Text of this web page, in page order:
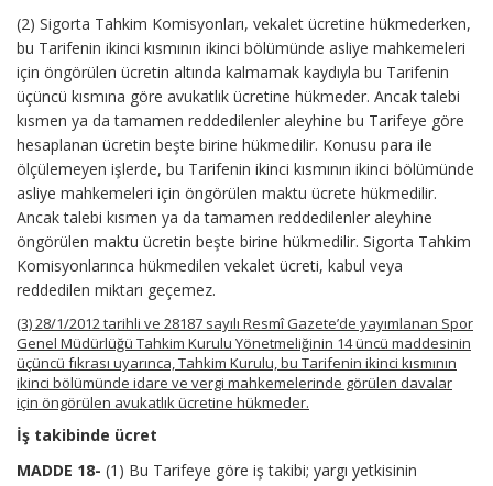
(2) Sigorta Tahkim Komisyonları, vekalet ücretine hükmederken,
bu Tarifenin ikinci kısmının ikinci bölümünde asliye mahkemeleri
için öngörülen ücretin altında kalmamak kaydıyla bu Tarifenin
üçüncü kısmına göre avukatlık ücretine hükmeder. Ancak talebi
kısmen ya da tamamen reddedilenler aleyhine bu Tarifeye göre
hesaplanan ücretin beşte birine hükmedilir. Konusu para ile
ölçülemeyen işlerde, bu Tarifenin ikinci kısmının ikinci bölümünde
asliye mahkemeleri için öngörülen maktu ücrete hükmedilir.
Ancak talebi kısmen ya da tamamen reddedilenler aleyhine
öngörülen maktu ücretin beşte birine hükmedilir. Sigorta Tahkim
Komisyonlarınca hükmedilen vekalet ücreti, kabul veya
reddedilen miktarı geçemez.
(3) 28/1/2012 tarihli ve 28187 sayılı Resmî Gazete’de yayımlanan Spor
Genel Müdürlüğü Tahkim Kurulu Yönetmeliğinin 14 üncü maddesinin
üçüncü fıkrası uyarınca, Tahkim Kurulu, bu Tarifenin ikinci kısmının
ikinci bölümünde idare ve vergi mahkemelerinde görülen davalar
için öngörülen avukatlık ücretine hükmeder.
İş takibinde ücret
MADDE 18- (1) Bu Tarifeye göre iş takibi; yargı yetkisinin